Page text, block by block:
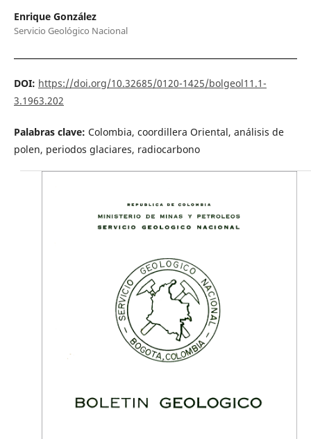
Enrique González
Servicio Geológico Nacional
DOI: https://doi.org/10.32685/0120-1425/bolgeol11.1-
3.1963.202
Palabras clave: Colombia, coordillera Oriental, análisis de
polen, periodos glaciares, radiocarbono